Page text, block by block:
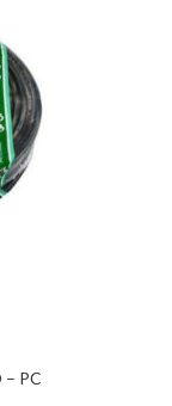
– PC